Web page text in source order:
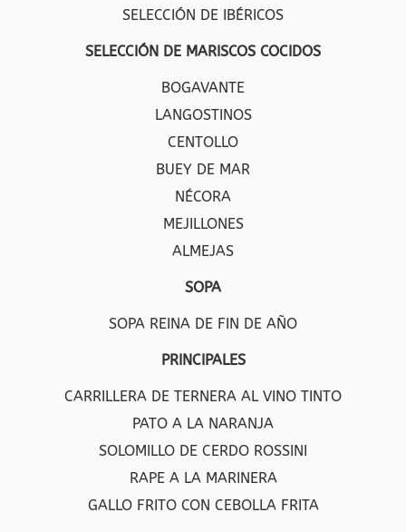
SELECCIÓN DE IBÉRICOS
SELECCIÓN DE MARISCOS COCIDOS
BOGAVANTE
LANGOSTINOS
CENTOLLO
BUEY DE MAR
NÉCORA
MEJILLONES
ALMEJAS
SOPA
SOPA REINA DE FIN DE AÑO
PRINCIPALES
CARRILLERA DE TERNERA AL VINO TINTO
PATO A LA NARANJA
SOLOMILLO DE CERDO ROSSINI
RAPE A LA MARINERA
GALLO FRITO CON CEBOLLA FRITA